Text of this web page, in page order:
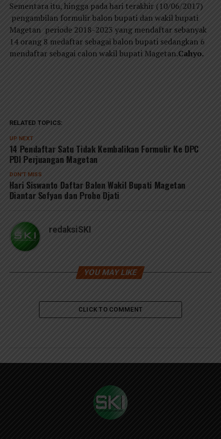
Sementara itu, hingga pada hari terakhir (10/06/2017)
pengambilan formulir balon bupati dan wakil bupati
Magetan periode 2018-2023 yang mendaftar sebanyak
14 orang 8 medaftar sebagai balon bupati sedangkan 6
mendaftar sebagai calon wakil bupati Magetan.Cahyo.
RELATED TOPICS:
UP NEXT
14 Pendaftar Satu Tidak Kembalikan Formulir Ke DPC
PDI Perjuangan Magetan
DON'T MISS
Hari Siswanto Daftar Balon Wakil Bupati Magetan
Diantar Sofyan dan Probo Djati
redaksiSKI
YOU MAY LIKE
CLICK TO COMMENT